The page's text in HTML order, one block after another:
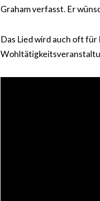
Graham verfasst. Er
Das Lied wird auch oft